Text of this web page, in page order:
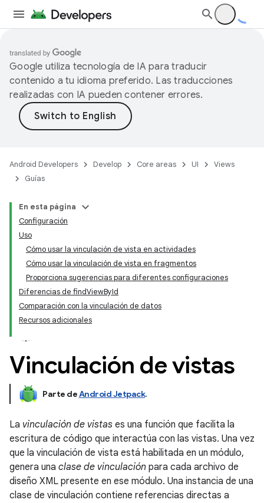
Google utiliza tecnología de IA para traducir
contenido a tu idioma preferido. Las traducciones
realizadas con IA pueden contener errores.
Android Developers Develop Core areas UI
Views
Guías
En esta página
Configuración
Uso
Cómo usar la vinculación de vista en actividades
Cómo usar la vinculación de vista en fragmentos
Proporciona sugerencias para diferentes configuraciones
Diferencias de findViewById
Comparación con la vinculación de datos
Recursos adicionales
Vinculación de vistas
Parte deAndroid Jetpack.
La vinculación de vistas es una función que facilita la
escritura de código que interactúa con las vistas. Una vez
que la vinculación de vista está habilitada en un módulo,
genera una clase de vinculación para cada archivo de
diseño XML presente en ese módulo. Una instancia de una
clase de vinculación contiene referencias directas a